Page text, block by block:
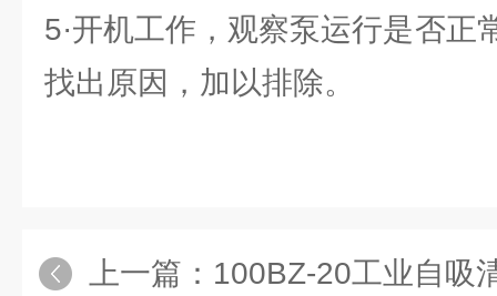
5·开机工作，观察泵运行是否正
找出原因，加以排除。
上一篇： 100BZ-20工业自吸